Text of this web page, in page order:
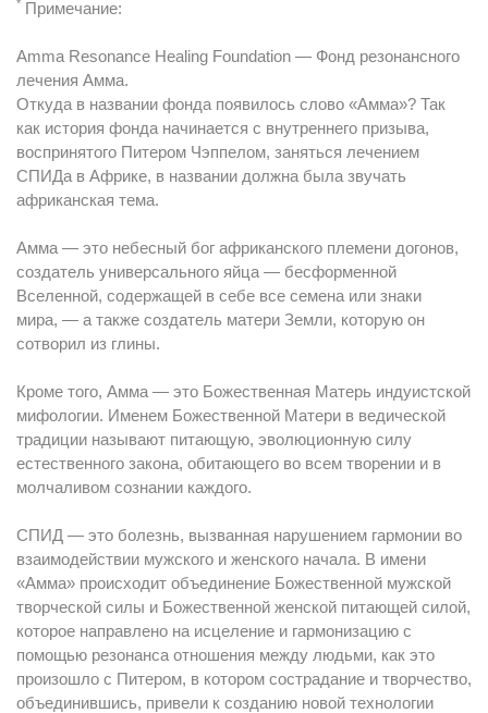
* Примечание:
Amma Resonance Healing Foundation — Фонд резонансного
лечения Амма.
Откуда в названии фонда появилось слово «Амма»? Так
как история фонда начинается с внутреннего призыва,
воспринятого Питером Чэппелом, заняться лечением
СПИДа в Африке, в названии должна была звучать
африканская тема.
Амма — это небесный бог африканского племени догонов,
создатель универсального яйца — бесформенной
Вселенной, содержащей в себе все семена или знаки
мира, — а также создатель матери Земли, которую он
сотворил из глины.
Кроме того, Амма — это Божественная Матерь индуистской
мифологии. Именем Божественной Матери в ведической
традиции называют питающую, эволюционную силу
естественного закона, обитающего во всем творении и в
молчаливом сознании каждого.
СПИД — это болезнь, вызванная нарушением гармонии во
взаимодействии мужского и женского начала. В имени
«Амма» происходит объединение Божественной мужской
творческой силы и Божественной женской питающей силой,
которое направлено на исцеление и гармонизацию с
помощью резонанса отношения между людьми, как это
произошло с Питером, в котором сострадание и творчество,
объединившись, привели к созданию новой технологии